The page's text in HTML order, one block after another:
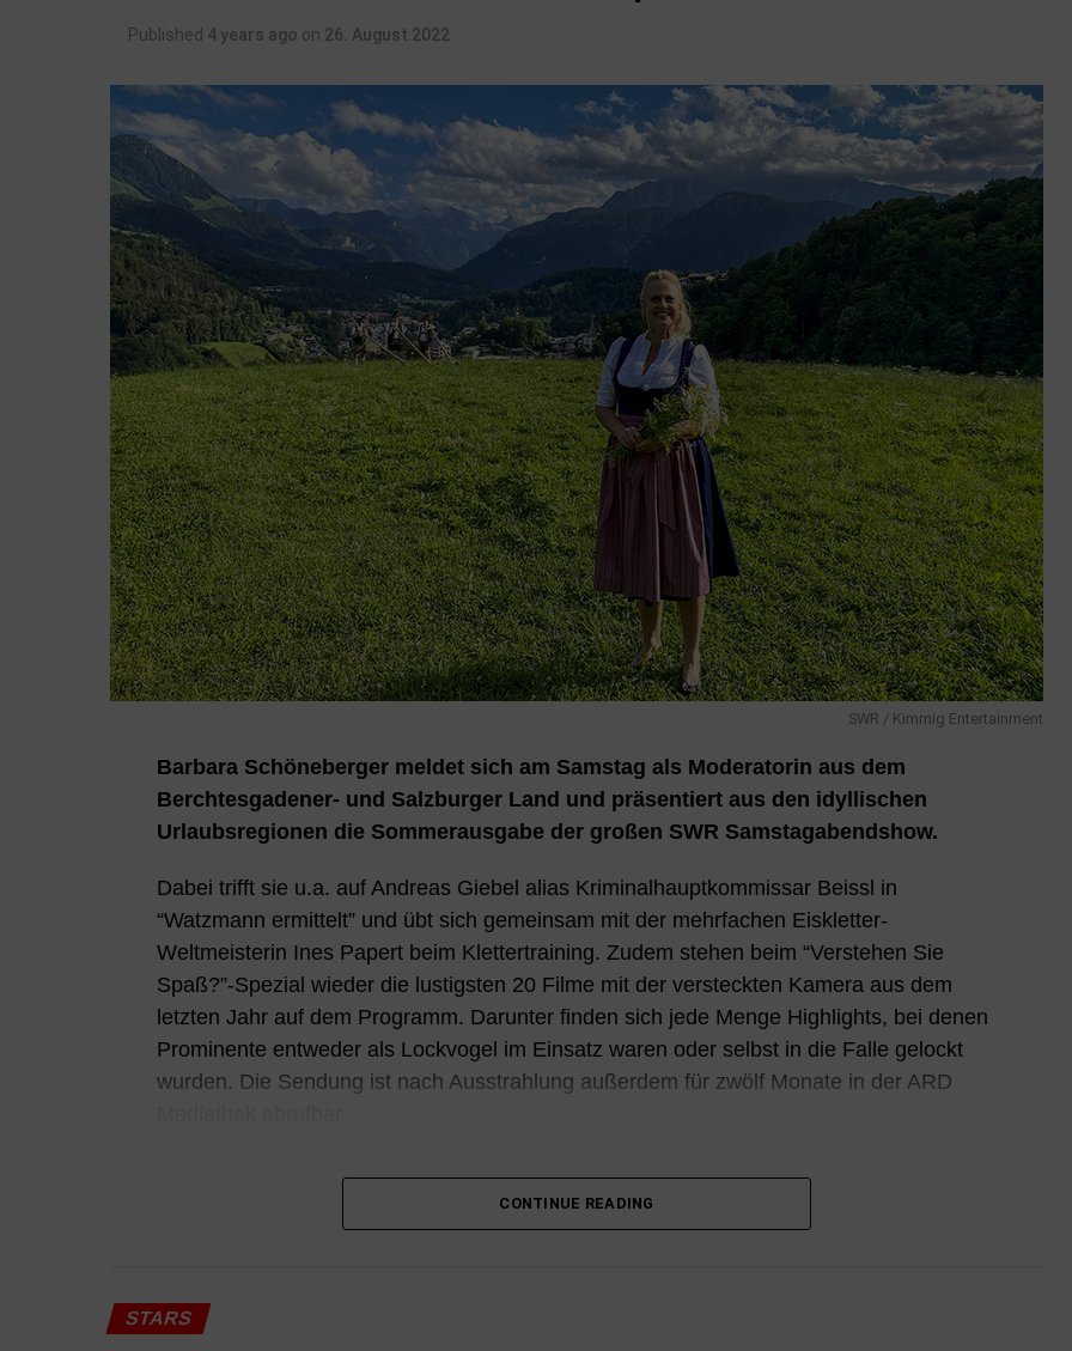
Published 4 years ago on 26. August 2022
SWR / Kimmig Entertainment
Barbara Schöneberger meldet sich am Samstag als Moderatorin aus dem
Berchtesgadener- und Salzburger Land und präsentiert aus den idyllischen
Urlaubsregionen die Sommerausgabe der großen SWR Samstagabendshow.
Dabei trifft sie u.a. auf Andreas Giebel alias Kriminalhauptkommissar Beissl in
“Watzmann ermittelt” und übt sich gemeinsam mit der mehrfachen Eiskletter-
Weltmeisterin Ines Papert beim Klettertraining. Zudem stehen beim “Verstehen Sie
Spaß?”-Spezial wieder die lustigsten 20 Filme mit der versteckten Kamera aus dem
letzten Jahr auf dem Programm. Darunter finden sich jede Menge Highlights, bei denen
Prominente entweder als Lockvogel im Einsatz waren oder selbst in die Falle gelockt
wurden. Die Sendung ist nach Ausstrahlung außerdem für zwölf Monate in der ARD
Seinen Humor darf Chris Tall schon von Berufs wegen nie verlieren. Doch was er bei
Dickel bildet er ein Dreierteam mit Michael – angeblich neuer Hauptsponsor des
CONTINUE READING
STARS